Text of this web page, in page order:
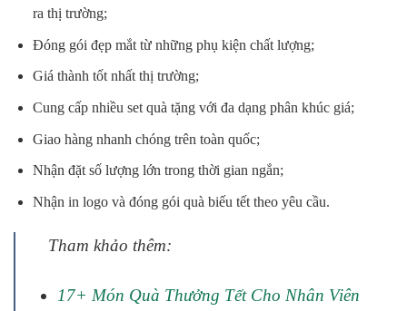
ra thị trường;
Đóng gói đẹp mắt từ những phụ kiện chất lượng;
Giá thành tốt nhất thị trường;
Cung cấp nhiều set quà tặng với đa dạng phân khúc giá;
Giao hàng nhanh chóng trên toàn quốc;
Nhận đặt số lượng lớn trong thời gian ngắn;
Nhận in logo và đóng gói quà biếu tết theo yêu cầu.
Tham khảo thêm:
17+ Món Quà Thưởng Tết Cho Nhân Viên